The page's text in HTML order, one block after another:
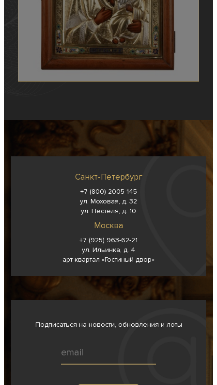
Санкт-Петербург
+7 (800) 2005-145
ул. Моховая, д. 32
ул. Пестеля, д. 10
Москва
+7 (925) 963-62-21
ул. Ильинка, д. 4
арт-квартал «Гостиный двор»
Подписаться на новости, обновления и лоты